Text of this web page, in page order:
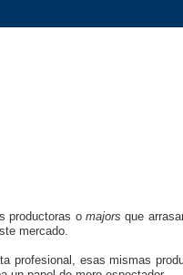
productoras o majors que
mercado.
profesional, esas mismas